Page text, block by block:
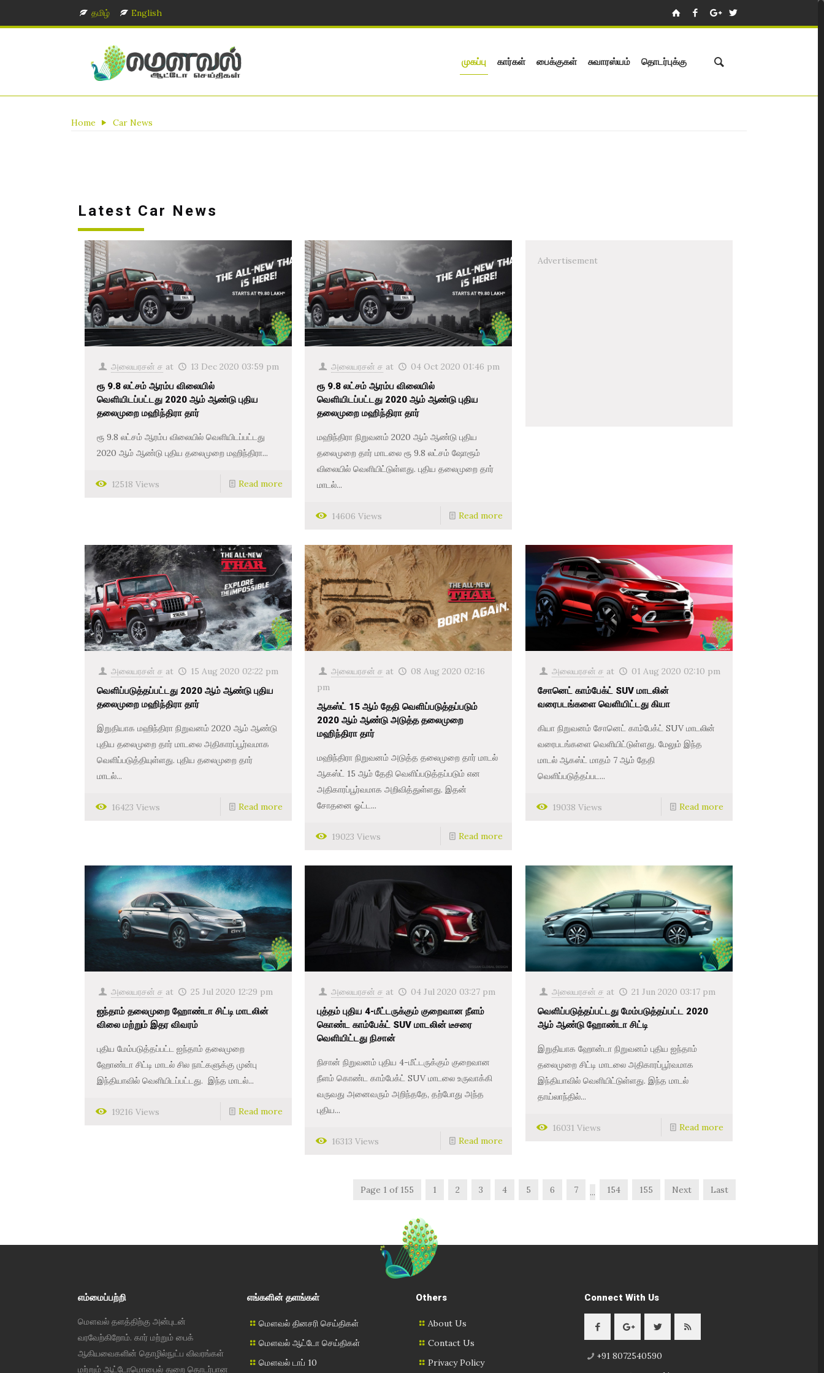
தமிழ் English
முகப்பு கார்கள் பைக்குகள் சுவாரஸ்யம் தொடர்புக்கு
Home Car News
Latest Car News
அலையரசன் ச at
13 Dec 2020 03:59 pm
ரூ 9.8 லட்சம் ஆரம்ப விலையில்
வெளியிடப்பட்டது 2020 ஆம் ஆண்டு புதிய
தலைமுறை மஹிந்திரா தார்
ரூ 9.8 லட்சம் ஆரம்ப விலையில் வெளியிடப்பட்டது
2020 ஆம் ஆண்டு புதிய தலைமுறை மஹிந்திரா...
12518 Views Read more
அலையரசன் ச at
04 Oct 2020 01:46 pm
ரூ 9.8 லட்சம் ஆரம்ப விலையில்
வெளியிடப்பட்டது 2020 ஆம் ஆண்டு புதிய
தலைமுறை மஹிந்திரா தார்
மஹிந்திரா நிறுவனம் 2020 ஆம் ஆண்டு புதிய
தலைமுறை தார் மாடலை ரூ 9.8 லட்சம் ஷோரூம்
விலையில் வெளியிட்டுள்ளது. புதிய தலைமுறை தார்
மாடல்...
14606 Views Read more
Advertisement
அலையரசன் ச at
15 Aug 2020 02:22 pm
வெளிப்படுத்தப்பட்டது 2020 ஆம் ஆண்டு புதிய
தலைமுறை மஹிந்திரா தார்
இறுதியாக மஹிந்திரா நிறுவனம் 2020 ஆம் ஆண்டு
புதிய தலைமுறை தார் மாடலை அதிகாரப்பூர்வமாக
வெளிப்படுத்தியுள்ளது. புதிய தலைமுறை தார்
மாடல்...
16423 Views Read more
அலையரசன் ச at
08 Aug 2020 02:16
pm
ஆகஸ்ட் 15 ஆம் தேதி வெளிப்படுத்தப்படும்
2020 ஆம் ஆண்டு அடுத்த தலைமுறை
மஹிந்திரா தார்
மஹிந்திரா நிறுவனம் அடுத்த தலைமுறை தார் மாடல்
ஆகஸ்ட் 15 ஆம் தேதி வெளிப்படுத்தப்படும் என
அதிகாரப்பூர்வமாக அறிவித்துள்ளது. இதன்
சோதனை ஓட்ட...
19023 Views Read more
அலையரசன் ச at
01 Aug 2020 02:10 pm
சோனெட் காம்பேக்ட் SUV மாடலின்
வரைபடங்களை வெளியிட்டது கியா
கியா நிறுவனம் சோனெட் காம்பேக்ட் SUV மாடலின்
வரைபடங்களை வெளியிட்டுள்ளது. மேலும் இந்த
மாடல் ஆகஸ்ட் மாதம் 7 ஆம் தேதி
வெளிப்படுத்தப்பட...
19038 Views Read more
அலையரசன் ச at
25 Jul 2020 12:29 pm
ஐந்தாம் தலைமுறை ஹோண்டா சிட்டி மாடலின்
விலை மற்றும் இதர விவரம்
புதிய மேம்படுத்தப்பட்ட ஐந்தாம் தலைமுறை
ஹோண்டா சிட்டி மாடல் சில நாட்களுக்கு முன்பு
இந்தியாவில் வெளியிடப்பட்டது. இந்த மாடல்...
19216 Views Read more
அலையரசன் ச at
04 Jul 2020 03:27 pm
புத்தம் புதிய 4-மீட்டருக்கும் குறைவான நீளம்
கொண்ட காம்பேக்ட் SUV மாடலின் டீசரை
வெளியிட்டது நிசான்
நிசான் நிறுவனம் புதிய 4-மீட்டருக்கும் குறைவான
நீளம் கொண்ட காம்பேக்ட் SUV மாடலை உருவாக்கி
வருவது அனைவரும் அறிந்ததே, தற்போது அந்த
புதிய...
16313 Views Read more
அலையரசன் ச at
21 Jun 2020 03:17 pm
வெளிப்படுத்தப்பட்டது மேம்படுத்தப்பட்ட 2020
ஆம் ஆண்டு ஹோண்டா சிட்டி
இறுதியாக ஹோன்டா நிறுவனம் புதிய ஐந்தாம்
தலைமுறை சிட்டி மாடலை அதிகாரப்பூர்வமாக
இந்தியாவில் வெளியிட்டுள்ளது. இந்த மாடல்
தாய்லாந்தில்...
16031 Views Read more
Page 1 of 155 1 2 3 4 5 6 7 ... 154 155 Next Last
எம்மைப்பற்றி
மௌவல் தளத்திற்கு அன்புடன்
வரவேற்கிறோம். கார் மற்றும் பைக்
ஆகியவைகளின் தொழில்நுட்ப விவரங்கள்
மற்றும் ஆட்டோமொபைல் துறை தொடர்பான
எங்களின் தளங்கள்
மௌவல் தினசரி செய்திகள்
மௌவல் ஆட்டோ செய்திகள்
மௌவல் டாப் 10
Others
About Us
Contact Us
Privacy Policy
Connect With Us
+91 8072540590